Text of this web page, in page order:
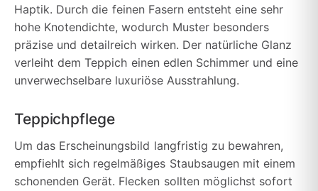
Haptik. Durch die feinen Fasern entsteht eine sehr
hohe Knotendichte, wodurch Muster besonders
präzise und detailreich wirken. Der natürliche Glanz
verleiht dem Teppich einen edlen Schimmer und eine
unverwechselbare luxuriöse Ausstrahlung.
Teppichpflege
Um das Erscheinungsbild langfristig zu bewahren,
empfiehlt sich regelmäßiges Staubsaugen mit einem
schonenden Gerät. Flecken sollten möglichst sofort